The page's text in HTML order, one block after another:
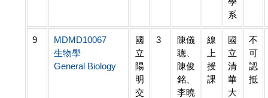
系
9
MDMD10067
生物學
General Biology
國
立
陽
明
交
3
陳儀
聰、
陳俊
銘、
李曉
線
上
授
課
國
立
清
華
大
不
可
認
抵